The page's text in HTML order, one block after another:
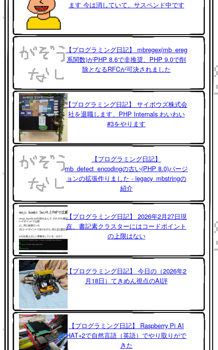
ます 今は消していて、サスペンド中です
【プログラミング日記】 mbregex(mb_ereg
系関数)がPHP 8.6で非推奨、PHP 9.0で削
除となるRFCが可決されました
【プログラミング日記】 サイボウズ株式会
社を退職します、PHP Internals わいわい
#3をやります
【プログラミング日記】
mb_detect_encodingの古い(PHP 8.0)バージ
ョンの拡張作りました - legacy_mbstringの
紹介
【プログラミング日記】 2026年2月27日現
在、書記素クラスターにはコードポイント
の上限はない
【プログラミング日記】 今日の（2026年2
月18日）てきめん視点のAI評
【プログラミング日記】 Raspberry Pi AI
HAT+2で自然言語（英語）でやり取りがで
きた